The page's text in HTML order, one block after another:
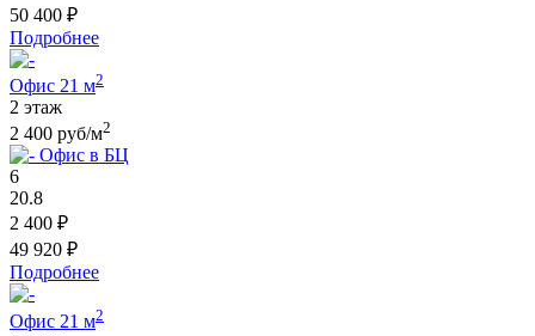
50 400 ₽
Подробнее
Офис 21 м2
2 этаж
2 400 руб/м2
Офис в БЦ
6
20.8
2 400 ₽
49 920 ₽
Подробнее
Офис 21 м2